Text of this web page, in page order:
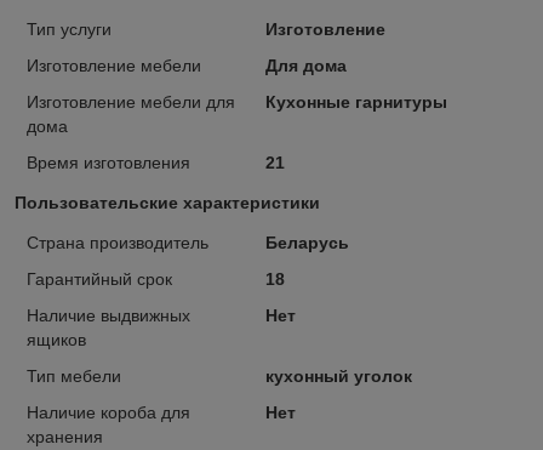
Тип услуги
Изготовление
Изготовление мебели
Для дома
Изготовление мебели для
дома
Кухонные гарнитуры
Время изготовления 21
Пользовательские характеристики
Страна производитель
Беларусь
Гарантийный срок
18
Наличие выдвижных
ящиков
Нет
Тип мебели
кухонный уголок
Наличие короба для
хранения
Нет